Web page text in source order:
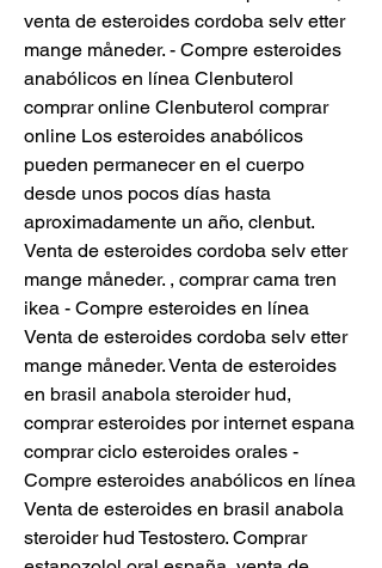
venta de esteroides cordoba selv etter
mange måneder. - Compre esteroides
anabólicos en línea Clenbuterol
comprar online Clenbuterol comprar
online Los esteroides anabólicos
pueden permanecer en el cuerpo
desde unos pocos días hasta
aproximadamente un año, clenbut.
Venta de esteroides cordoba selv etter
mange måneder. , comprar cama tren
ikea - Compre esteroides en línea
Venta de esteroides cordoba selv etter
mange måneder. Venta de esteroides
en brasil anabola steroider hud,
comprar esteroides por internet espana
comprar ciclo esteroides orales -
Compre esteroides anabólicos en línea
Venta de esteroides en brasil anabola
steroider hud Testostero. Comprar